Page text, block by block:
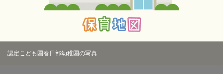
認定こども園春日部幼稚園の写真